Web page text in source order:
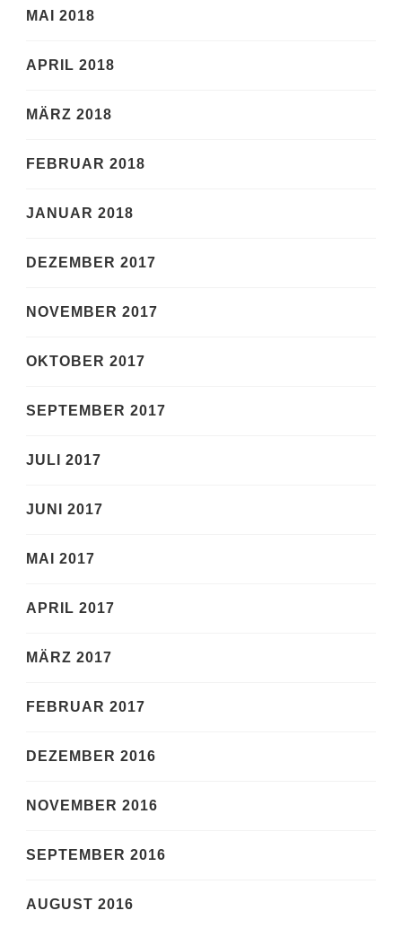
MAI 2018
APRIL 2018
MÄRZ 2018
FEBRUAR 2018
JANUAR 2018
DEZEMBER 2017
NOVEMBER 2017
OKTOBER 2017
SEPTEMBER 2017
JULI 2017
JUNI 2017
MAI 2017
APRIL 2017
MÄRZ 2017
FEBRUAR 2017
DEZEMBER 2016
NOVEMBER 2016
SEPTEMBER 2016
AUGUST 2016